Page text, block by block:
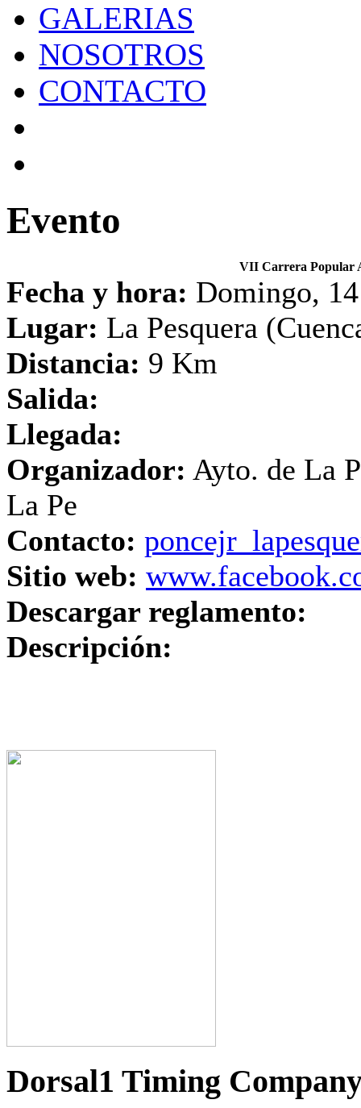
GALERIAS
NOSOTROS
CONTACTO
Evento
VII Carrera Popular
Fecha y hora: Domingo,
Lugar: La Pesquera
Distancia: 9 Km
Salida:
Llegada:
Organizador: Ayto. de La
La Pe
Contacto:
Sitio web:
Descargar reglamento:
Descripción:
Dorsal1 Timing